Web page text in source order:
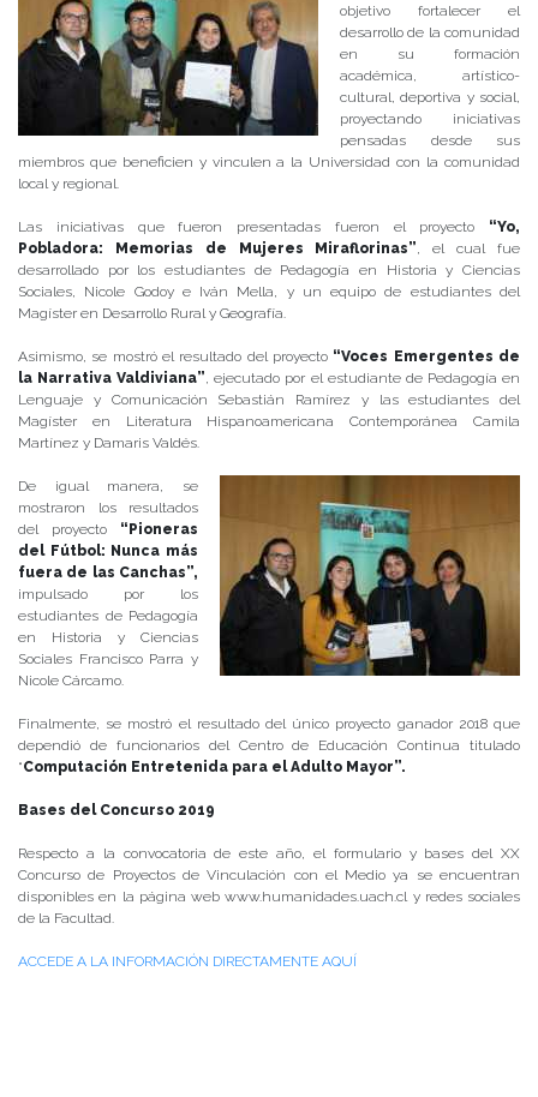
objetivo fortalecer el
desarrollo de la comunidad
en su formación
académica, artístico-
cultural, deportiva y social,
proyectando iniciativas
pensadas desde sus
miembros que beneficien y vinculen a la Universidad con la comunidad
local y regional.
Las iniciativas que fueron presentadas fueron el proyecto “Yo,
Pobladora: Memorias de Mujeres Miraflorinas”, el cual fue
desarrollado por los estudiantes de Pedagogía en Historia y Ciencias
Sociales, Nicole Godoy e Iván Mella, y un equipo de estudiantes del
Magíster en Desarrollo Rural y Geografía.
Asimismo, se mostró el resultado del proyecto “Voces Emergentes de
la Narrativa Valdiviana”, ejecutado por el estudiante de Pedagogía en
Lenguaje y Comunicación Sebastián Ramírez y las estudiantes del
Magíster en Literatura Hispanoamericana Contemporánea Camila
Martínez y Damaris Valdés.
De igual manera, se
mostraron los resultados
del proyecto “Pioneras
del Fútbol: Nunca más
fuera de las Canchas”,
impulsado por los
estudiantes de Pedagogía
en Historia y Ciencias
Sociales Francisco Parra y
Nicole Cárcamo.
Finalmente, se mostró el resultado del único proyecto ganador 2018 que
dependió de funcionarios del Centro de Educación Continua titulado
“Computación Entretenida para el Adulto Mayor”.
Bases del Concurso 2019
Respecto a la convocatoria de este año, el formulario y bases del XX
Concurso de Proyectos de Vinculación con el Medio ya se encuentran
disponibles en la página web www.humanidades.uach.cl y redes sociales
de la Facultad.
ACCEDE A LA INFORMACIÓN DIRECTAMENTE AQUÍ